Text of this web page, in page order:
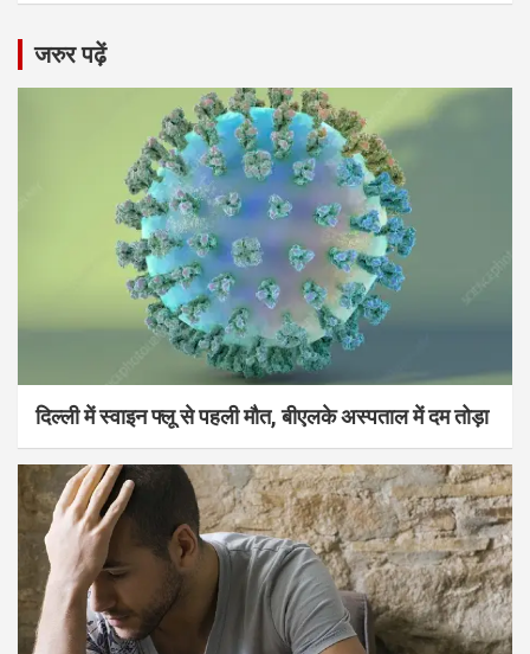
जरुर पढ़ें
दिल्ली में स्वाइन फ्लू से पहली मौत, बीएलके अस्पताल में दम तोड़ा